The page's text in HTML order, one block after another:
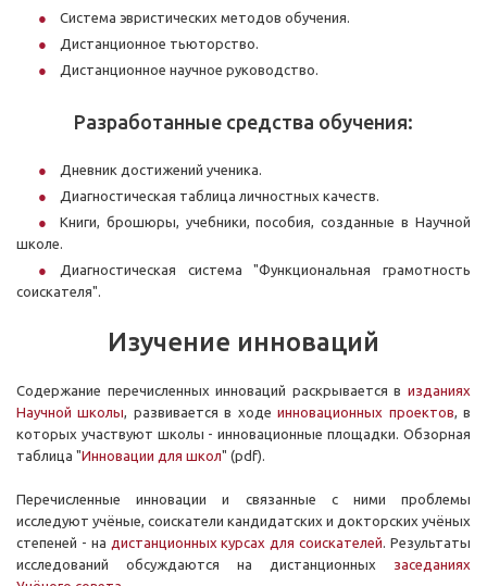
Система эвристических методов обучения.
Дистанционное тьюторство.
Дистанционное научное руководство.
Разработанные средства обучения:
Дневник достижений ученика.
Диагностическая таблица личностных качеств.
Книги, брошюры, учебники, пособия, созданные в Научной
школе.
Диагностическая система "Функциональная грамотность
соискателя".
Изучение инноваций
Содержание перечисленных инноваций раскрывается в изданиях
Научной школы, развивается в ходеинновационных проектов, в
которых участвуют школы - инновационные площадки. Обзорная
таблица "Инновации для школ" (pdf).
Перечисленные инновации и связанные с ними проблемы
исследуют учёные, соискатели кандидатских и докторских учёных
степеней - на дистанционных курсах для соискателей. Результаты
исследований обсуждаются на дистанционных заседаниях